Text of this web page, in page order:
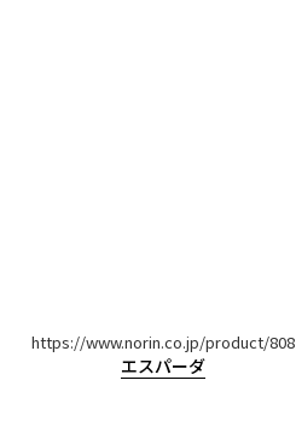
https://www.norin.co.jp/product/808
エスパーダ